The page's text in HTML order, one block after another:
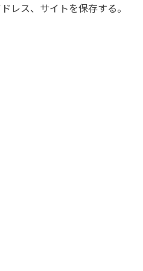
レス、サイトを保存する。